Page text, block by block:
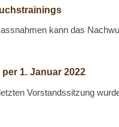
kann das
1. Januar 2022
Vorstandssitzung